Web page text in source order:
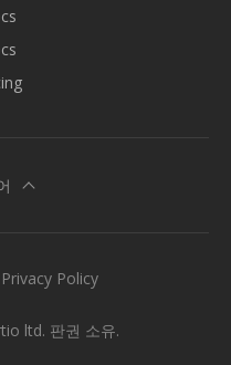
ltd. 판권 소유.
Privacy Policy